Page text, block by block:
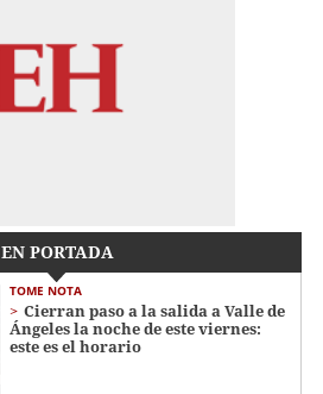
EN PORTADA
TOME NOTA
Cierran paso a la salida a Valle de
Ángeles la noche de este viernes:
este es el horario